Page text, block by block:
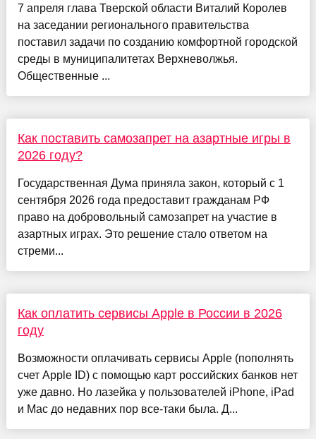
7 апреля глава Тверской области Виталий Королев
на заседании регионального правительства
поставил задачи по созданию комфортной городской
среды в муниципалитетах Верхневолжья.
Общественные ...
Как поставить самозапрет на азартные игры в
2026 году?
Государственная Дума приняла закон, который с 1
сентября 2026 года предоставит гражданам РФ
право на добровольный самозапрет на участие в
азартных играх. Это решение стало ответом на
стреми...
Как оплатить сервисы Apple в России в 2026
году
Возможности оплачивать сервисы Apple (пополнять
счет Apple ID) с помощью карт российских банков нет
уже давно. Но лазейка у пользователей iPhone, iPad
и Mac до недавних пор все-таки была. Д...